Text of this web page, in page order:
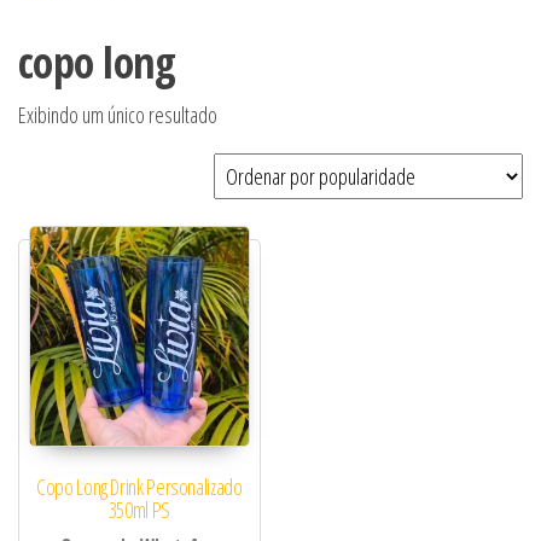
copo long
Exibindo um único resultado
Copo Long Drink Personalizado
350ml PS